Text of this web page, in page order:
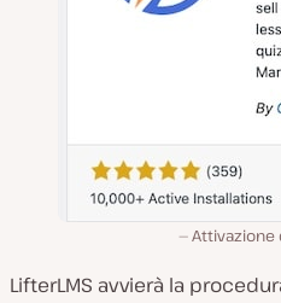
Attivazione
LifterLMS avvierà la